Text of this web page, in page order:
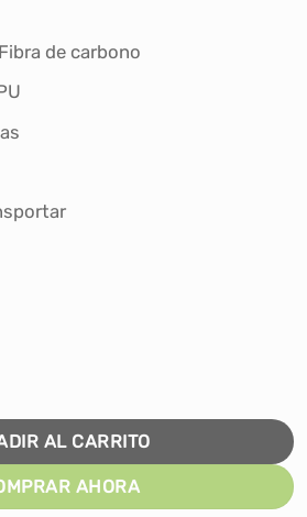
es:
de carbono
WINNER WNC-26 cantidad
AL CARRITO
AHORA